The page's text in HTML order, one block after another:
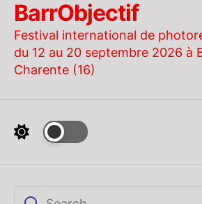
Skip
the
content
BarrObjectif
Festival international de
du 12 au 20 septembre 2026 à
Charente (16)